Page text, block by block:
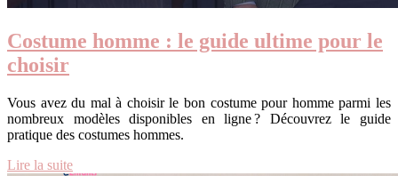
Costume homme : le guide ultime pour le
choisir
Vous avez du mal à choisir le bon costume pour homme parmi les
nombreux modèles disponibles en ligne ? Découvrez le guide
pratique des costumes hommes.
Lire la suite